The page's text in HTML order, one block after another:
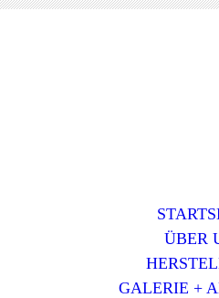
ÜBER
GALERIE +